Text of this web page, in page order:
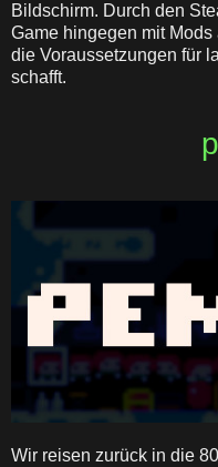
Bildschirm. Durch den
Game hingegen mit
die Voraussetzungen für
schafft.
Wir reisen zurück in die